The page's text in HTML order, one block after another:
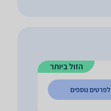
הזול ביותר
לפרטים נוספים